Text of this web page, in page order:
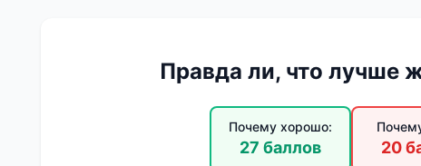
Правда ли, что лучше
Почему хорошо:
27 баллов 20